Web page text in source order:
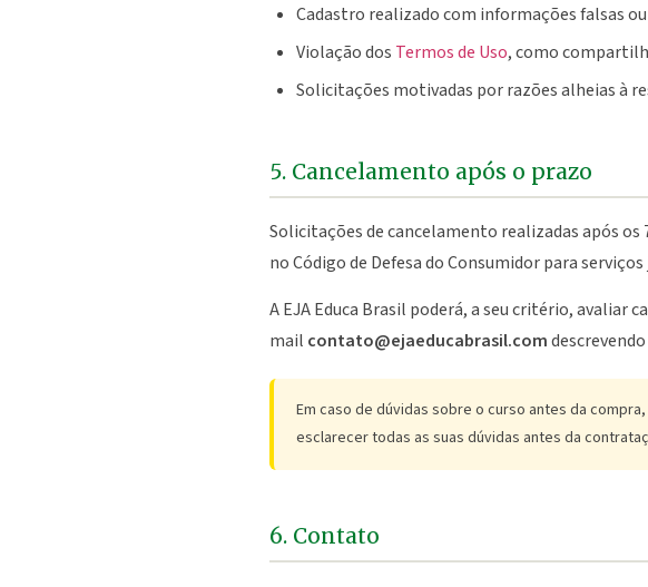
Cadastro realizado com informações falsas
Violação dos Termos de Uso, como
Solicitações motivadas por razões alheias à
5. Cancelamento após o prazo
Solicitações de cancelamento realizadas após
no Código de Defesa do Consumidor para
A EJA Educa Brasil poderá, a seu critério, avaliar
mail contato@ejaeducabrasil.com
Em caso de dúvidas sobre o curso antes da
esclarecer todas as suas dúvidas antes da
6. Contato